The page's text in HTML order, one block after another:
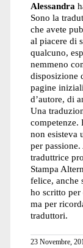
Alessandra
Sono la
che avete
al piacere di
qualcuno,
nemmeno
disposizione
pagine
d’autore, di
Una
competenze.
non esisteva
per
traduttrice
Stampa
felice, anche
ho scritto
ma per
traduttori.
23 Novembre,